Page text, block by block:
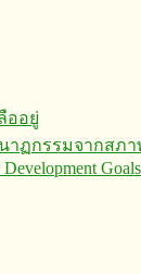
ออยู่
าฏกรรมจากสภ